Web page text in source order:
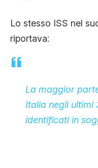
Lo stesso ISS nel
riportava:
La maggior
Italia negli ultimi
identificati in